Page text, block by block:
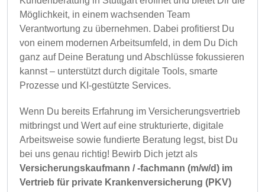
Möglichkeit, in einem wachsenden Team
Verantwortung zu übernehmen. Dabei profitierst Du
von einem modernen Arbeitsumfeld, in dem Du Dich
ganz auf Deine Beratung und Abschlüsse fokussieren
kannst – unterstützt durch digitale Tools, smarte
Prozesse und KI-gestützte Services.
Wenn Du bereits Erfahrung im Versicherungsvertrieb
mitbringst und Wert auf eine strukturierte, digitale
Arbeitsweise sowie fundierte Beratung legst, bist Du
bei uns genau richtig! Bewirb Dich jetzt als
Versicherungskaufmann / -fachmann (m/w/d) im
Vertrieb für private Krankenversicherung (PKV)